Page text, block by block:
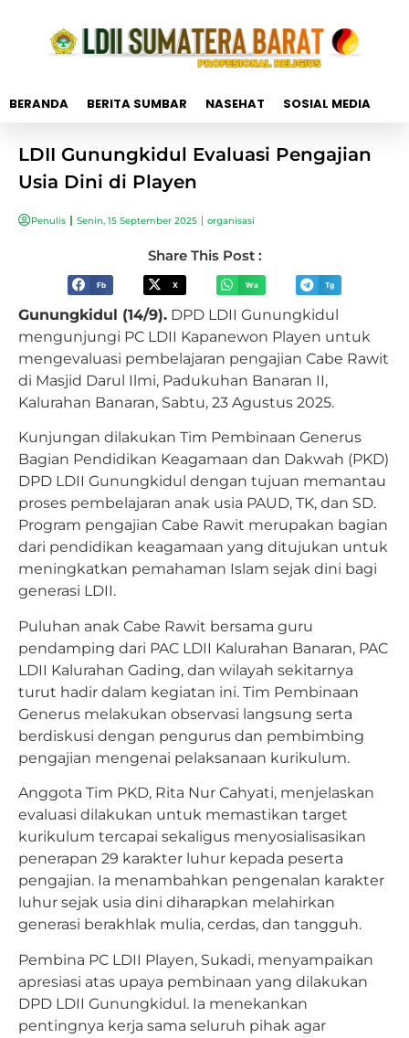
BERANDA BERITA SUMBAR NASEHAT SOSIAL MEDIA
LDII Gunungkidul Evaluasi Pengajian
Usia Dini di Playen
Penulis Senin, 15 September 2025 organisasi
Share This Post :
Fb X Wa Tg
Gunungkidul (14/9). DPD LDII Gunungkidul
mengunjungi PC LDII Kapanewon Playen untuk
mengevaluasi pembelajaran pengajian Cabe Rawit
di Masjid Darul Ilmi, Padukuhan Banaran II,
Kalurahan Banaran, Sabtu, 23 Agustus 2025.
Kunjungan dilakukan Tim Pembinaan Generus
Bagian Pendidikan Keagamaan dan Dakwah (PKD)
DPD LDII Gunungkidul dengan tujuan memantau
proses pembelajaran anak usia PAUD, TK, dan SD.
Program pengajian Cabe Rawit merupakan bagian
dari pendidikan keagamaan yang ditujukan untuk
meningkatkan pemahaman Islam sejak dini bagi
generasi LDII.
Puluhan anak Cabe Rawit bersama guru
pendamping dari PAC LDII Kalurahan Banaran, PAC
LDII Kalurahan Gading, dan wilayah sekitarnya
turut hadir dalam kegiatan ini. Tim Pembinaan
Generus melakukan observasi langsung serta
berdiskusi dengan pengurus dan pembimbing
pengajian mengenai pelaksanaan kurikulum.
Anggota Tim PKD, Rita Nur Cahyati, menjelaskan
evaluasi dilakukan untuk memastikan target
kurikulum tercapai sekaligus menyosialisasikan
penerapan 29 karakter luhur kepada peserta
pengajian. Ia menambahkan pengenalan karakter
luhur sejak usia dini diharapkan melahirkan
generasi berakhlak mulia, cerdas, dan tangguh.
Pembina PC LDII Playen, Sukadi, menyampaikan
apresiasi atas upaya pembinaan yang dilakukan
DPD LDII Gunungkidul. Ia menekankan
pentingnya kerja sama seluruh pihak agar